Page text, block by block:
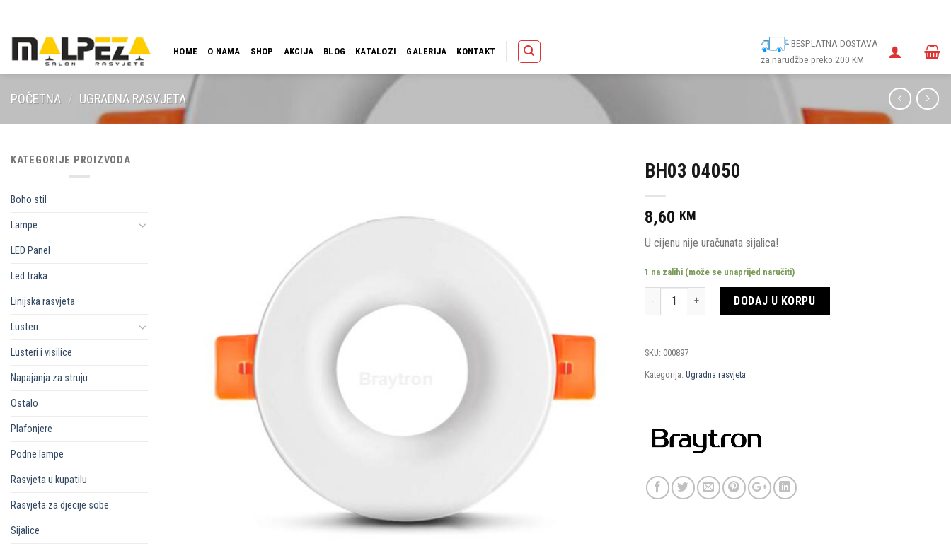
content
HOME O NAMA SHOP AKCIJA BLOG KATALOZI GALERIJA KONTAKT
BESPLATNA DOSTAVA
za narudžbe preko 200 KM
POČETNA / UGRADNA RASVJETA
KATEGORIJE PROIZVODA
Boho stil
Lampe
LED Panel
Led traka
Linijska rasvjeta
Lusteri
Lusteri i visilice
Napajanja za struju
Ostalo
Plafonjere
Podne lampe
Rasvjeta u kupatilu
Rasvjeta za djecije sobe
Sijalice
BH03 04050
8,60 KM
U cijenu nije uračunata sijalica!
1 na zalihi (može se unaprijed naručiti)
Količina DODAJ U KORPU
SKU: 000897
Kategorija: Ugradna rasvjeta